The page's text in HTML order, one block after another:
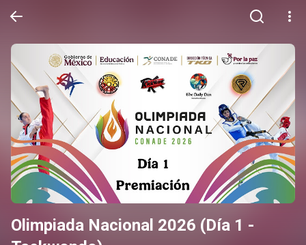
Olimpiada Nacional 2026 (Día 1 -